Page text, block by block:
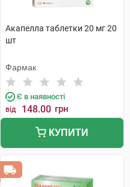
Акапелла таблетки 20 мг 20
шт
Фармак
Є в наявності
від 148.00 грн
КУПИТИ